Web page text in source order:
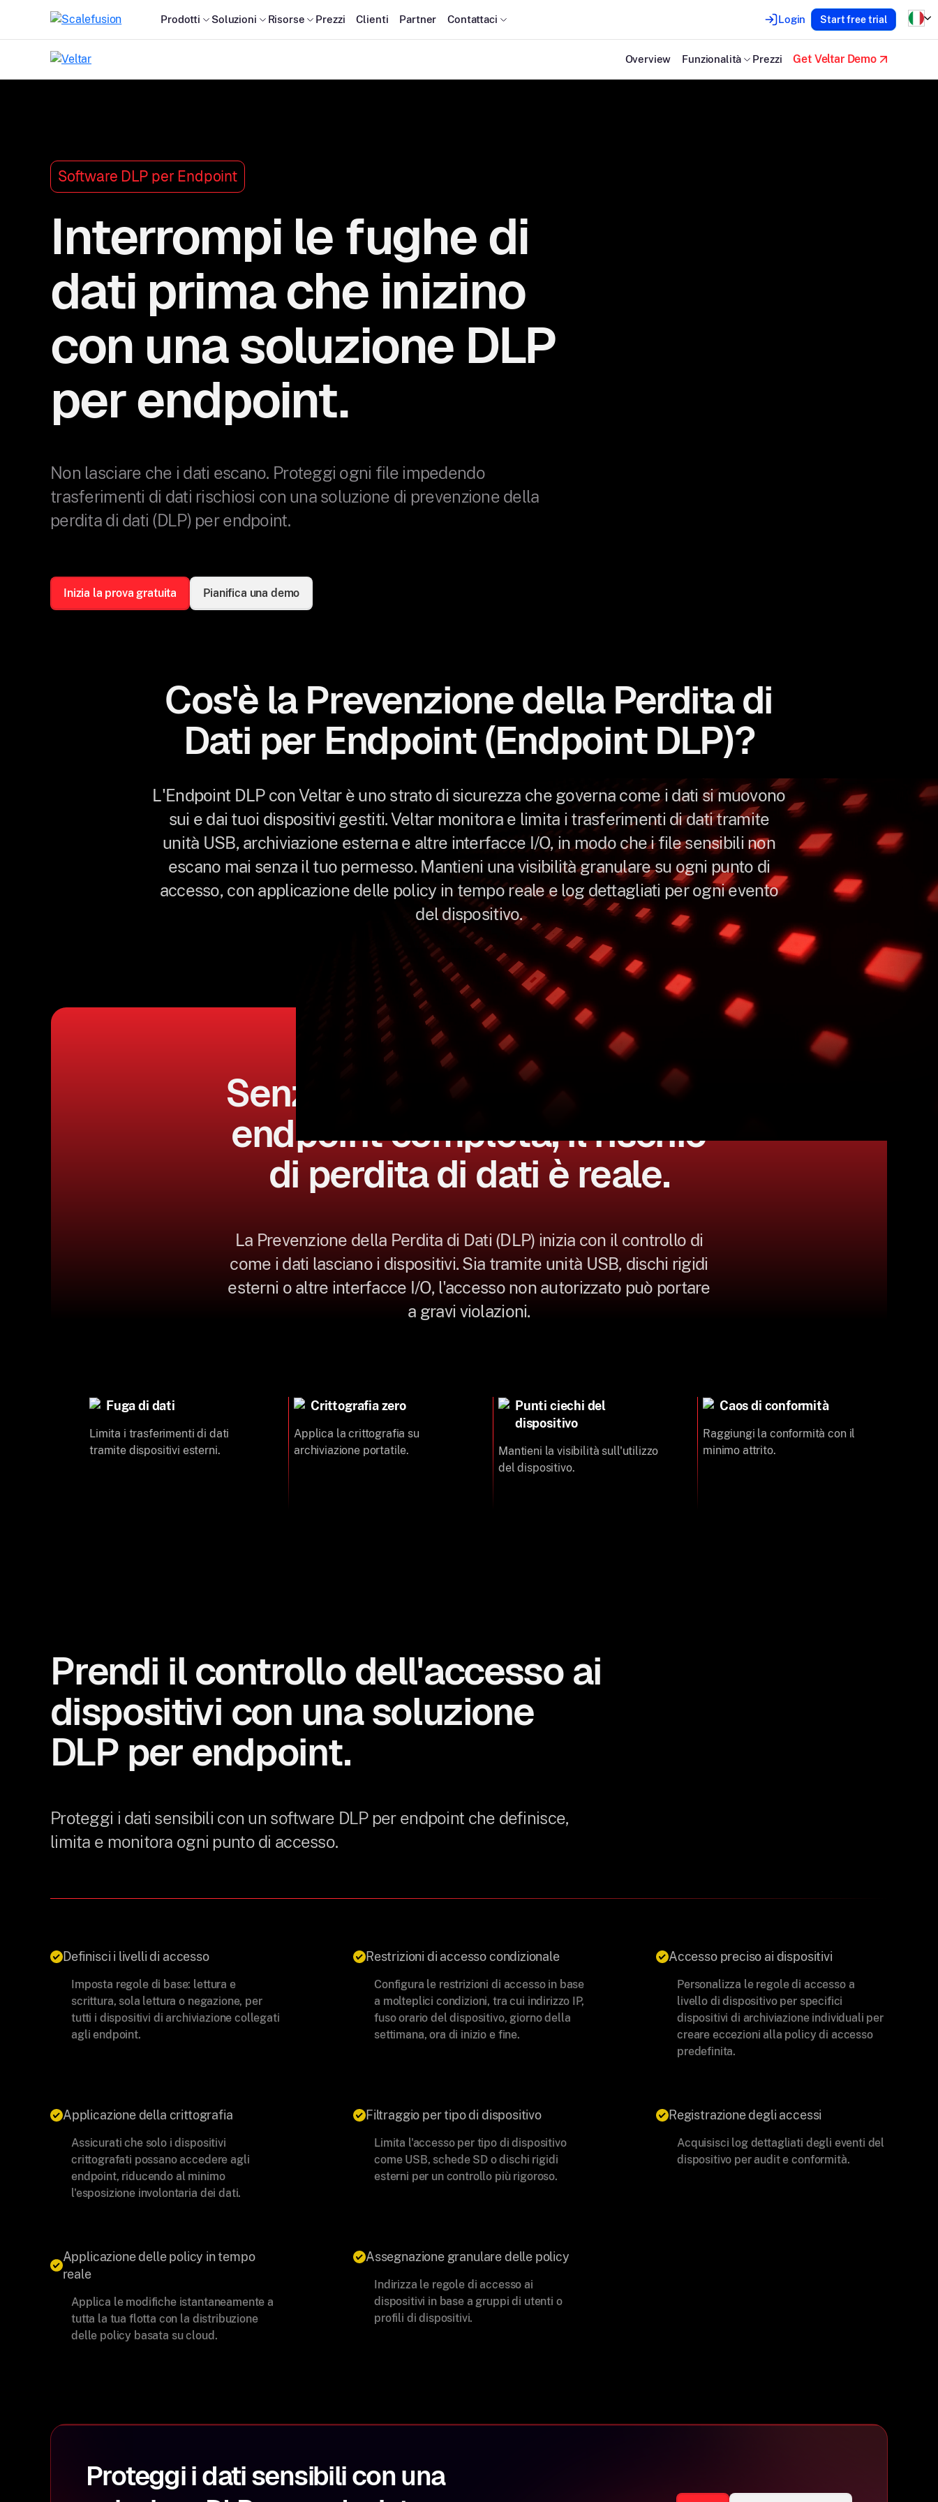
Prodotti Soluzioni Risorse Prezzi Clienti Partner Contattaci Login Start free trial
Overview Funzionalità Prezzi Get Veltar Demo
Software DLP per Endpoint
Interrompi le fughe di
dati prima che inizino
con una soluzione DLP
per endpoint.
Non lasciare che i dati escano. Proteggi ogni file impedendo
trasferimenti di dati rischiosi con una soluzione di prevenzione della
perdita di dati (DLP) per endpoint.
Inizia la prova gratuita Pianifica una demo
Cos'è la Prevenzione della Perdita di
Dati per Endpoint (Endpoint DLP)?
L'Endpoint DLP con Veltar è uno strato di sicurezza che governa come i dati si muovono
sui e dai tuoi dispositivi gestiti. Veltar monitora e limita i trasferimenti di dati tramite
unità USB, archiviazione esterna e altre interfacce I/O, in modo che i file sensibili non
escano mai senza il tuo permesso. Mantieni una visibilità granulare su ogni punto di
accesso, con applicazione delle policy in tempo reale e log dettagliati per ogni evento
del dispositivo.
Senza una soluzione DLP per
endpoint completa, il rischio
di perdita di dati è reale.
La Prevenzione della Perdita di Dati (DLP) inizia con il controllo di
come i dati lasciano i dispositivi. Sia tramite unità USB, dischi rigidi
esterni o altre interfacce I/O, l'accesso non autorizzato può portare
a gravi violazioni.
Fuga di dati
Limita i trasferimenti di dati
tramite dispositivi esterni.
Crittografia zero
Applica la crittografia su
archiviazione portatile.
Punti ciechi del
dispositivo
Mantieni la visibilità sull'utilizzo
del dispositivo.
Caos di conformità
Raggiungi la conformità con il
minimo attrito.
Prendi il controllo dell'accesso ai
dispositivi con una soluzione
DLP per endpoint.
Proteggi i dati sensibili con un software DLP per endpoint che definisce,
limita e monitora ogni punto di accesso.
Definisci i livelli di accesso
Imposta regole di base: lettura e
scrittura, sola lettura o negazione, per
tutti i dispositivi di archiviazione collegati
agli endpoint.
Restrizioni di accesso condizionale
Configura le restrizioni di accesso in base
a molteplici condizioni, tra cui indirizzo IP,
fuso orario del dispositivo, giorno della
settimana, ora di inizio e fine.
Accesso preciso ai dispositivi
Personalizza le regole di accesso a
livello di dispositivo per specifici
dispositivi di archiviazione individuali per
creare eccezioni alla policy di accesso
predefinita.
Applicazione della crittografia
Assicurati che solo i dispositivi
crittografati possano accedere agli
endpoint, riducendo al minimo
l'esposizione involontaria dei dati.
Filtraggio per tipo di dispositivo
Limita l'accesso per tipo di dispositivo
come USB, schede SD o dischi rigidi
esterni per un controllo più rigoroso.
Registrazione degli accessi
Acquisisci log dettagliati degli eventi del
dispositivo per audit e conformità.
Applicazione delle policy in tempo
reale
Applica le modifiche istantaneamente a
tutta la tua flotta con la distribuzione
delle policy basata su cloud.
Assegnazione granulare delle policy
Indirizza le regole di accesso ai
dispositivi in base a gruppi di utenti o
profili di dispositivi.
Proteggi i dati sensibili con una